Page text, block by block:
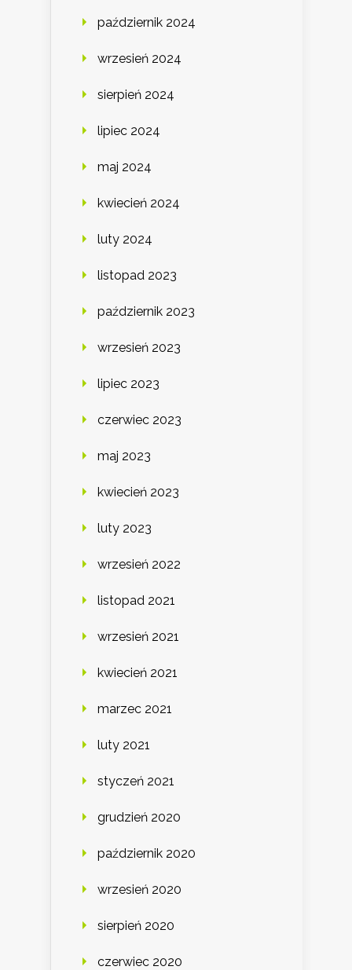
październik 2024
wrzesień 2024
sierpień 2024
lipiec 2024
maj 2024
kwiecień 2024
luty 2024
listopad 2023
październik 2023
wrzesień 2023
lipiec 2023
czerwiec 2023
maj 2023
kwiecień 2023
luty 2023
wrzesień 2022
listopad 2021
wrzesień 2021
kwiecień 2021
marzec 2021
luty 2021
styczeń 2021
grudzień 2020
październik 2020
wrzesień 2020
sierpień 2020
czerwiec 2020